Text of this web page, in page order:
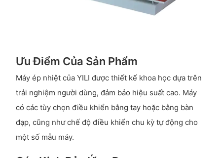
Ưu Điểm Của Sản Phẩm
Máy ép nhiệt của YILI được thiết kế khoa học dựa trên
trải nghiệm người dùng, đảm bảo hiệu suất cao. Máy
có các tùy chọn điều khiển bằng tay hoặc bằng bàn
đạp, cũng như chế độ điều khiển chu kỳ tự động cho
một số mẫu máy.